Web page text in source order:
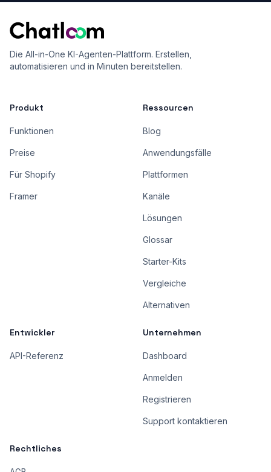
Die All-in-One KI-Agenten-Plattform. Erstellen,
automatisieren und in Minuten bereitstellen.
Produkt
Funktionen
Preise
Für Shopify
Framer
Ressourcen
Blog
Anwendungsfälle
Plattformen
Kanäle
Lösungen
Glossar
Starter-Kits
Vergleiche
Alternativen
Entwickler
API-Referenz
Unternehmen
Dashboard
Anmelden
Registrieren
Support kontaktieren
Rechtliches